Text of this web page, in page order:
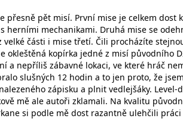
přesně pět misí. První mise je celkem dost
herními mechanikami. Druhá mise se
velké části i mise třetí. Čili procházíte
okleštěná kopírka jedné z misí původního
a nepříliš zábavné lokaci, ve které hráč
slušných 12 hodin a to jen proto, že
zápisku a plnit vedlejšáky. Level-
mě ale autoři zklamali. Na kvalitu
si podle mě dost razantně ulehčili